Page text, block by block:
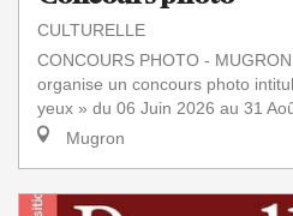
CULTURELLE
CONCOURS PHOTO -
organise un concours photo
yeux » du 06 Juin 2026 au 31
Mugron